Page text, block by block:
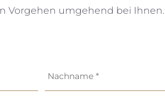
Vorgehen umgehend bei Ihnen.